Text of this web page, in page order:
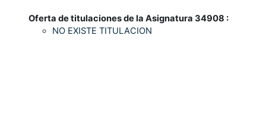
Oferta de titulaciones de la Asignatura 34908 :
NO EXISTE TITULACION